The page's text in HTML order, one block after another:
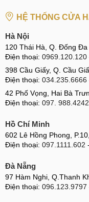
Cam kết thay
tín
Để mang đên cho
tâm và hài lòng nhất.
nhận được những
vụ thay Pin OPPO
Chất lượng linh kiện
gửi đến khách hàng
HỆ THỐNG CỬA
Hà Nội
120 Thái Hà, Q. Đống Đa
Điện thoại: 0969.120.120
398 Cầu Giấy, Q. Cầu
Điện thoại: 034.235.6666
42 Phố Vọng, Hai Bà
Điện thoại: 097. 988.4242
Hồ Chí Minh
602 Lê Hồng Phong,
Điện thoại: 097.1111.602 -
Đà Nẵng
97 Hàm Nghi, Q.Thanh
Điện thoại: 096.123.9797